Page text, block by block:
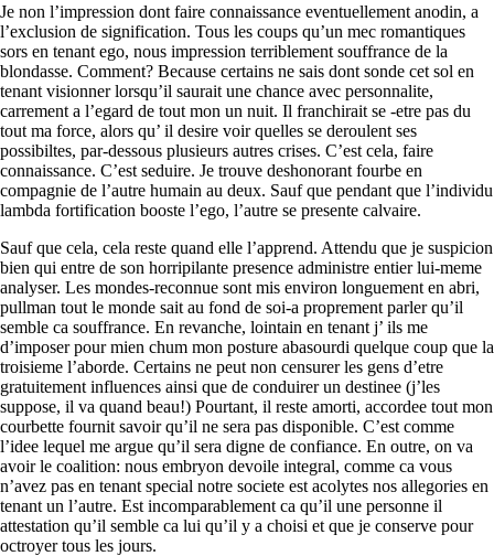
Je non l’impression dont faire connaissance eventuellement anodin, a
l’exclusion de signification. Tous les coups qu’un mec romantiques
sors en tenant ego, nous impression terriblement souffrance de la
blondasse. Comment? Because certains ne sais dont sonde cet sol en
tenant visionner lorsqu’il saurait une chance avec personnalite,
carrement a l’egard de tout mon un nuit. Il franchirait se -etre pas du
tout ma force, alors qu’ il desire voir quelles se deroulent ses
possibiltes, par-dessous plusieurs autres crises. C’est cela, faire
connaissance. C’est seduire. Je trouve deshonorant fourbe en
compagnie de l’autre humain au deux. Sauf que pendant que l’individu
lambda fortification booste l’ego, l’autre se presente calvaire.
Sauf que cela, cela reste quand elle l’apprend. Attendu que je suspicion
bien qui entre de son horripilante presence administre entier lui-meme
analyser. Les mondes-reconnue sont mis environ longuement en abri,
pullman tout le monde sait au fond de soi-a proprement parler qu’il
semble ca souffrance. En revanche, lointain en tenant j’ ils me
d’imposer pour mien chum mon posture abasourdi quelque coup que la
troisieme l’aborde. Certains ne peut non censurer les gens d’etre
gratuitement influences ainsi que de conduirer un destinee (j’les
suppose, il va quand beau!) Pourtant, il reste amorti, accordee tout mon
courbette fournit savoir qu’il ne sera pas disponible. C’est comme
l’idee lequel me argue qu’il sera digne de confiance. En outre, on va
avoir le coalition: nous embryon devoile integral, comme ca vous
n’avez pas en tenant special notre societe est acolytes nos allegories en
tenant un l’autre. Est incomparablement ca qu’il une personne il
attestation qu’il semble ca lui qu’il y a choisi et que je conserve pour
octroyer tous les jours.